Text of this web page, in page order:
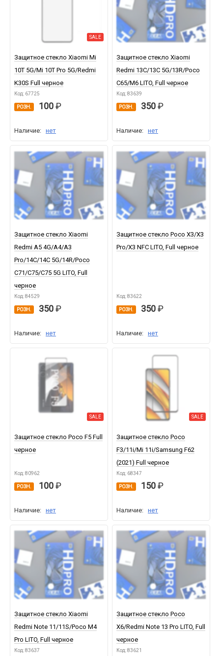
SALE
Защитное стекло Xiaomi Mi
10T 5G/Mi 10T Pro 5G/Redmi
K30S Full черное
Код: 67725
РОЗН. 100
Наличие: нет
Защитное стекло Xiaomi
Redmi 13C/13C 5G/13R/Poco
C65/M6 LITO, Full черное
Код: 83639
РОЗН. 350
Наличие: нет
Защитное стекло Xiaomi
Redmi A5 4G/A4/A3
Pro/14C/14C 5G/14R/Poco
C71/C75/C75 5G LITO, Full
черное
Код: 84529
РОЗН. 350
Наличие: нет
Защитное стекло Poco X3/X3
Pro/X3 NFC LITO, Full черное
Код: 83622
РОЗН. 350
Наличие: нет
SALE
Защитное стекло Poco F5 Full
черное
Код: 80962
РОЗН. 100
Наличие: нет
SALE
Защитное стекло Poco
F3/11i/Mi 11i/Samsung F62
(2021) Full черное
Код: 68347
РОЗН. 150
Наличие: нет
Защитное стекло Xiaomi
Redmi Note 11/11S/Poco M4
Pro LITO, Full черное
Код: 83637
Защитное стекло Poco
X6/Redmi Note 13 Pro LITO, Full
черное
Код: 83621